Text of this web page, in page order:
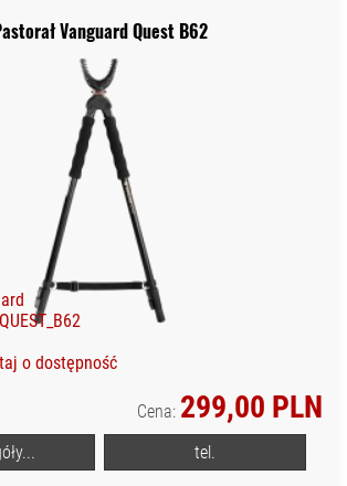
Vanguard Quest B62
o dostępność
Cena: 299,00 PLN
tel.